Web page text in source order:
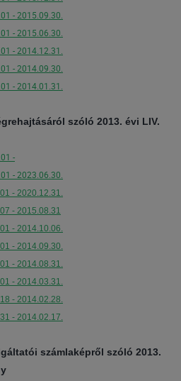
- 2015.09.30.
- 2015.06.30.
- 2014.12.31.
- 2014.09.30.
- 2014.01.31.
szóló 2013. évi LIV.
-
- 2023.06.30.
- 2020.12.31.
- 2015.08.31
- 2014.10.06.
- 2014.09.30.
- 2014.08.31.
- 2014.03.31.
- 2014.02.28.
- 2014.02.17.
számlaképről szóló 2013.